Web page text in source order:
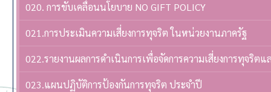
020. การขับเคลื่อนนโยบาย NO GIFT POLICY
021.การประเมินความเสี่ยงการทุจริต ในหน่วยงานภาครัฐ
022.รายงานผลการดำเนินการเพื่อจัดการความเสี่ยงการทุจริ
023.แผนปฏิบัติการป้องกันการทุจริต ประจำปี